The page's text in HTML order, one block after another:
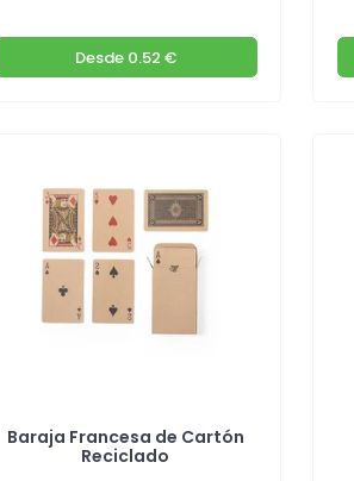
Desde0.52 €
Baraja Francesa de Cartón
Reciclado